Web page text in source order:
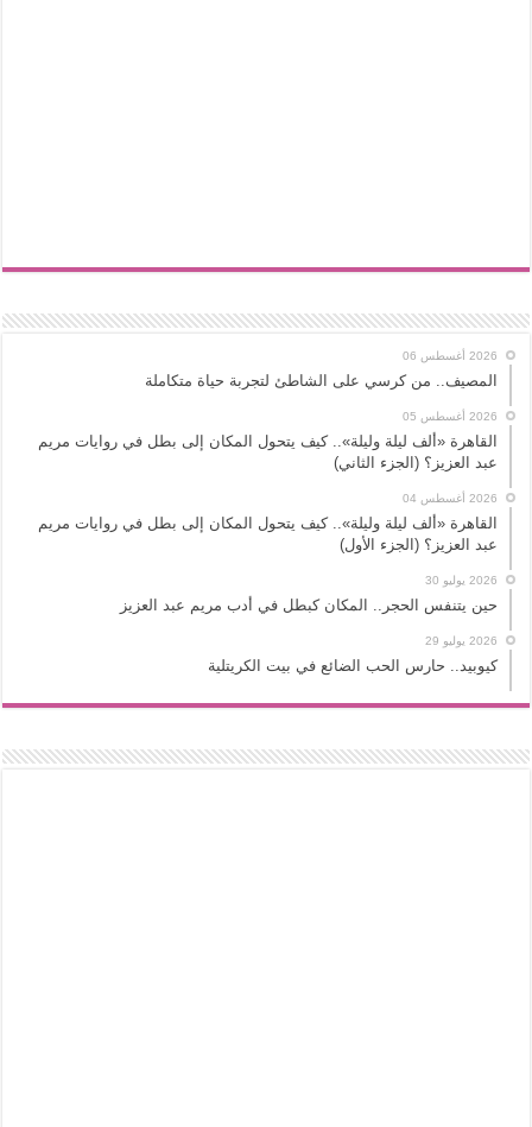
2026 أغسطس 06
المصيف.. من كرسي على الشاطئ لتجربة حياة متكاملة
2026 أغسطس 05
القاهرة «ألف ليلة وليلة».. كيف يتحول المكان إلى بطل في روايات مريم
عبد العزيز؟ (الجزء الثاني)
2026 أغسطس 04
القاهرة «ألف ليلة وليلة».. كيف يتحول المكان إلى بطل في روايات مريم
عبد العزيز؟ (الجزء الأول)
2026 يوليو 30
حين يتنفس الحجر.. المكان كبطل في أدب مريم عبد العزيز
2026 يوليو 29
كيوبيد.. حارس الحب الضائع في بيت الكريتلية